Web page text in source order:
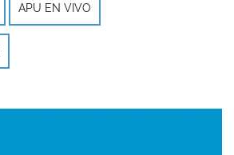
APU EN VIVO